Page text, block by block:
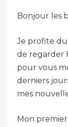
Bonjour les
Je profite
de regarder
pour vous
derniers
mes
Mon premier